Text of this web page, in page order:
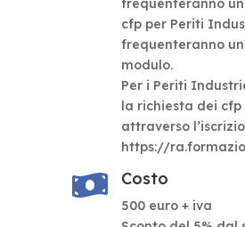
cfp per Periti
frequenteranno
modulo.
Per i Periti
la richiesta dei
attraverso
https://
 Costo
500 euro + iva